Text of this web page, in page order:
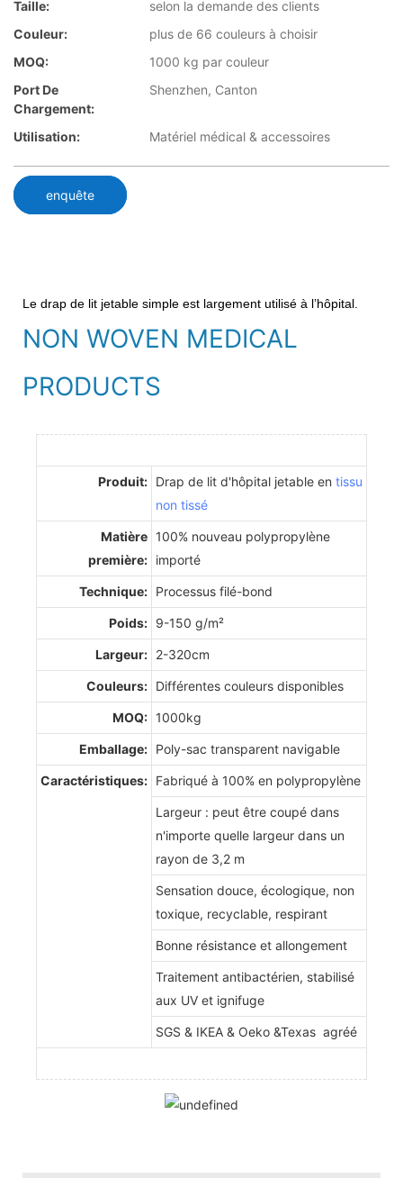
Taille:
selon la demande des clients
Couleur:
plus de 66 couleurs à choisir
MOQ:
1000 kg par couleur
Port De
Chargement:
Shenzhen, Canton
Utilisation: Matériel médical & accessoires
enquête
Le drap de lit jetable simple est largement utilisé à l’hôpital.
NON WOVEN MEDICAL
PRODUCTS
Produit: Drap de lit d'hôpital jetable en tissu
non tissé
Matière
première:
100% nouveau polypropylène
importé
Technique: Processus filé-bond
Poids: 9-150 g/m²
Largeur: 2-320cm
Couleurs: Différentes couleurs disponibles
MOQ: 1000kg
Emballage: Poly-sac transparent navigable
Caractéristiques: Fabriqué à 100% en polypropylène
Largeur : peut être coupé dans
n'importe quelle largeur dans un
rayon de 3,2 m
Sensation douce, écologique, non
toxique, recyclable, respirant
Bonne résistance et allongement
Traitement antibactérien, stabilisé
aux UV et ignifuge
SGS & IKEA & Oeko &Texas agréé